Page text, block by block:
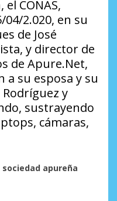
CONAS,
2.020, en su
de José
y director de
de Apure.Net,
a su esposa y su
y
sustrayendo
cámaras,
apureña